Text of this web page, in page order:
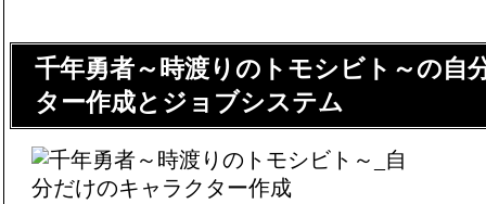
千年勇者～時渡りのトモシビト～の自
ター作成とジョブシステム